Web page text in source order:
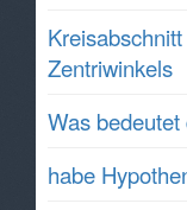
Zentriwinkels
Was
habe